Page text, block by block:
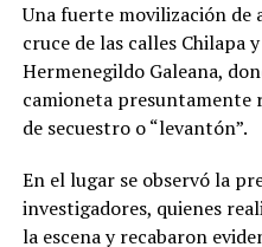
Una fuerte movilización de
cruce de las calles Chilapa
Hermenegildo Galeana,
camioneta presuntamente
de secuestro o “levantón”.
En el lugar se observó la
investigadores, quienes
la escena y recabaron